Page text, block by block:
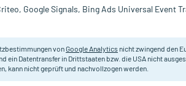
oder Kleinzehenballen,
Bei mycare finden Sie die Polster zum
alsDruckschutzsind außerdem in dieser
Google Signals, Bing Ads Universal Event
vonGoogle Analytics nicht zwingend den
ein Datentransfer in Drittstaaten bzw. die USA nicht
kann nicht geprüft und nachvollzogen werden.